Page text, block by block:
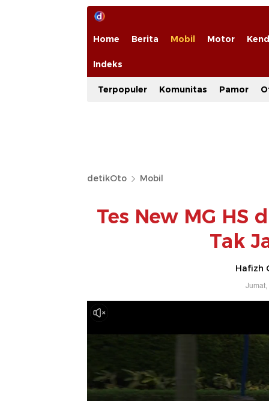
Home Berita Mobil Motor
Indeks
Terpopuler Komunitas Pamor
detikOto Mobil
Tes New MG HS
Tak
Hafizh